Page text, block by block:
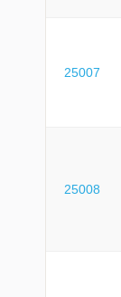
25007
25008